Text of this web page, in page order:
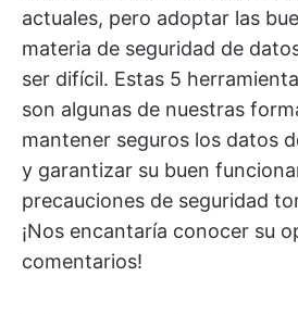
actuales, pero adoptar las
materia de seguridad de
ser difícil. Estas 5
son algunas de nuestras
mantener seguros los datos
y garantizar su buen
precauciones de seguridad
¡Nos encantaría conocer su
comentarios!